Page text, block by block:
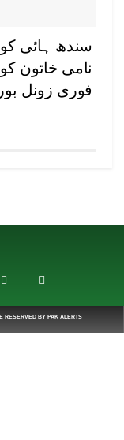
سندھ ہائی
نامی خاتون
فوری زونل
RESERVED BY PAK ALERTS